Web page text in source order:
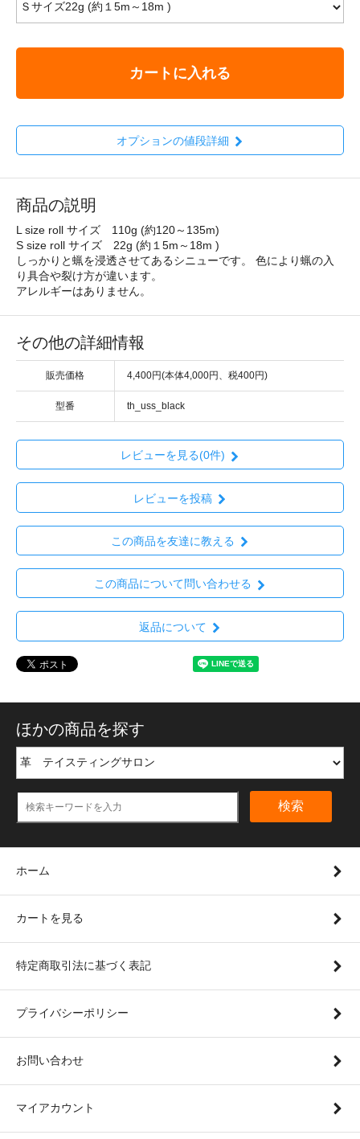
カートに入れる
オプションの値段詳細
商品の説明
L size roll サイズ 110g (約120～135m)
S size roll サイズ 22g (約１5m～18m )
しっかりと蝋を浸透させてあるシニューです。 色により蝋の入
り具合や裂け方が違います。
アレルギーはありません。
その他の詳細情報
販売価格 4,400円(本体4,000円、税400円)
型番 th_uss_black
レビューを見る(0件)
レビューを投稿
この商品を友達に教える
この商品について問い合わせる
返品について
ほかの商品を探す
検索
ホーム
カートを見る
特定商取引法に基づく表記
プライバシーポリシー
お問い合わせ
マイアカウント